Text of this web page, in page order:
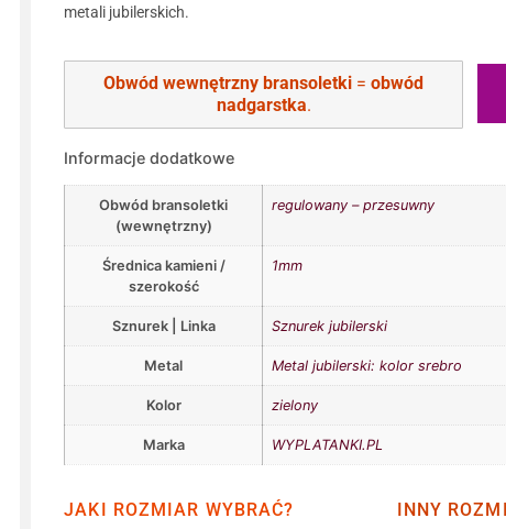
metali jubilerskich.
Obwód wewnętrzny bransoletki =obwód
nadgarstka.
Informacje dodatkowe
Obwód bransoletki
(wewnętrzny)
regulowany – przesuwny
Średnica kamieni /
szerokość
1mm
Sznurek | Linka Sznurek jubilerski
Metal Metal jubilerski: kolor srebro
Kolor zielony
Marka WYPLATANKI.PL
JAKI ROZMIAR WYBRAĆ? INNY